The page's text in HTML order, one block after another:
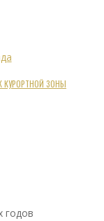
КУРОРТНОЙ ЗОНЫ
годов